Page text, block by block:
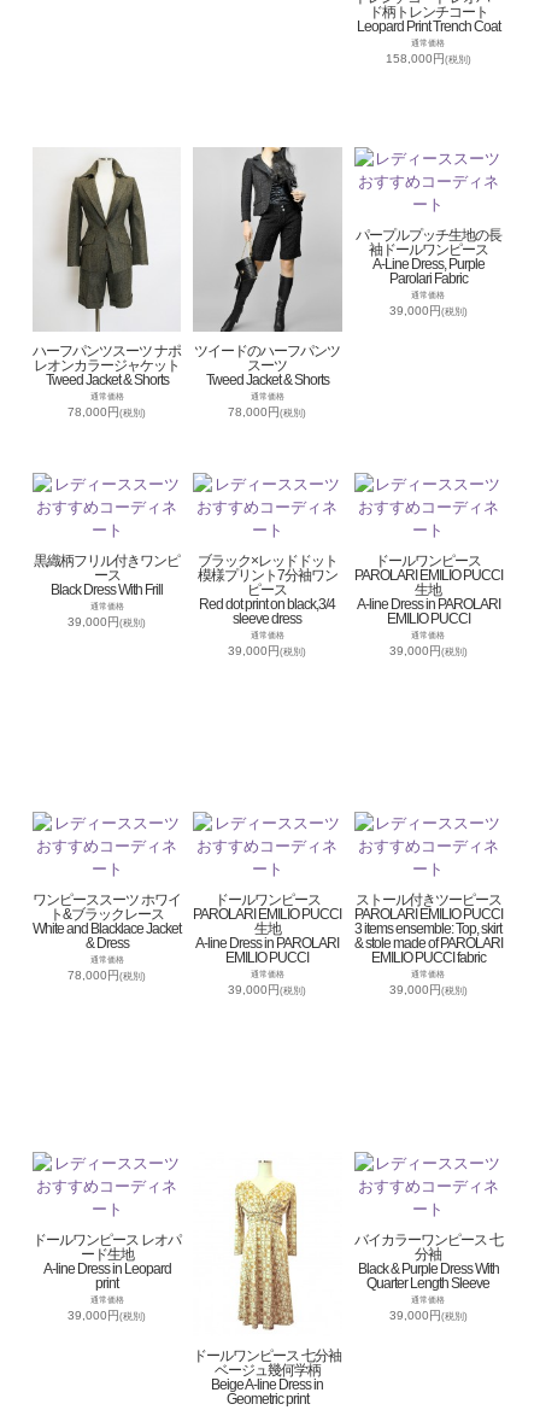
ド柄トレンチコート
Leopard Print Trench Coat
通常価格
158,000円(税別)
ハーフパンツスーツ ナポ
レオンカラージャケット
Tweed Jacket & Shorts
通常価格
78,000円(税別)
ツイードのハーフパンツ
スーツ
Tweed Jacket & Shorts
通常価格
78,000円(税別)
パープルプッチ生地の長
袖ドールワンピース
A-Line Dress, Purple
Parolari Fabric
通常価格
39,000円(税別)
黒織柄フリル付きワンピ
ース
Black Dress With Frill
通常価格
39,000円(税別)
ブラック×レッドドット
模様プリント7分袖ワン
ピース
Red dot print on black,3/4
sleeve dress
通常価格
39,000円(税別)
ドールワンピース
PAROLARI EMILIO PUCCI
生地
A-line Dress in PAROLARI
EMILIO PUCCI
通常価格
39,000円(税別)
ワンピーススーツ ホワイ
ト&ブラックレース
White and Blacklace Jacket
& Dress
通常価格
78,000円(税別)
ドールワンピース
PAROLARI EMILIO PUCCI
生地
A-line Dress in PAROLARI
EMILIO PUCCI
通常価格
39,000円(税別)
ストール付きツーピース
PAROLARI EMILIO PUCCI
3 items ensemble: Top, skirt
& stole made of PAROLARI
EMILIO PUCCI fabric
通常価格
39,000円(税別)
ドールワンピース レオパ
ード生地
A-line Dress in Leopard
print
通常価格
39,000円(税別)
ドールワンピース 七分袖
ベージュ幾何学柄
Beige A-line Dress in
Geometric print
バイカラーワンピース 七
分袖
Black & Purple Dress With
Quarter Length Sleeve
通常価格
39,000円(税別)